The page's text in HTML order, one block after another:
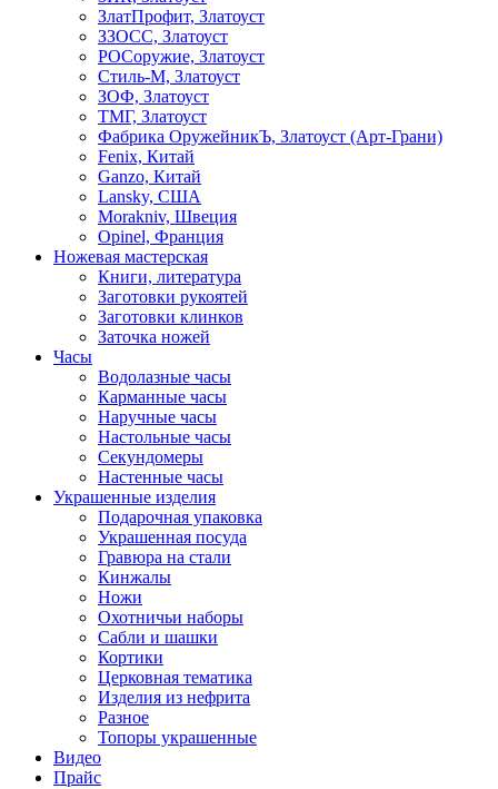
ЗлатПрофит, Златоуст
ЗЗОСС, Златоуст
РОСоружие, Златоуст
Стиль-М, Златоуст
ЗОФ, Златоуст
ТМГ, Златоуст
Фабрика ОружейникЪ, Златоуст (Арт-Грани)
Fenix, Китай
Ganzo, Китай
Lansky, США
Morakniv, Швеция
Opinel, Франция
Ножевая мастерская
Книги, литература
Заготовки рукоятей
Заготовки клинков
Заточка ножей
Часы
Водолазные часы
Карманные часы
Наручные часы
Настольные часы
Секундомеры
Настенные часы
Украшенные изделия
Подарочная упаковка
Украшенная посуда
Гравюра на стали
Кинжалы
Ножи
Охотничьи наборы
Сабли и шашки
Кортики
Церковная тематика
Изделия из нефрита
Разное
Топоры украшенные
Видео
Прайс